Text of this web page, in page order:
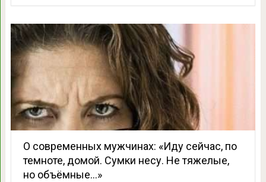
О современных мужчинах: «Иду сейчас, по
темноте, домой. Сумки несу. Не тяжелые,
но объёмные…»